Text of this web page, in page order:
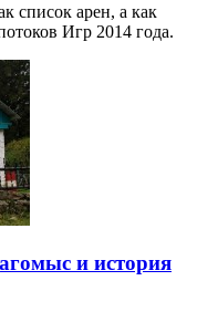
список арен, а как
Игр 2014 года.
и история